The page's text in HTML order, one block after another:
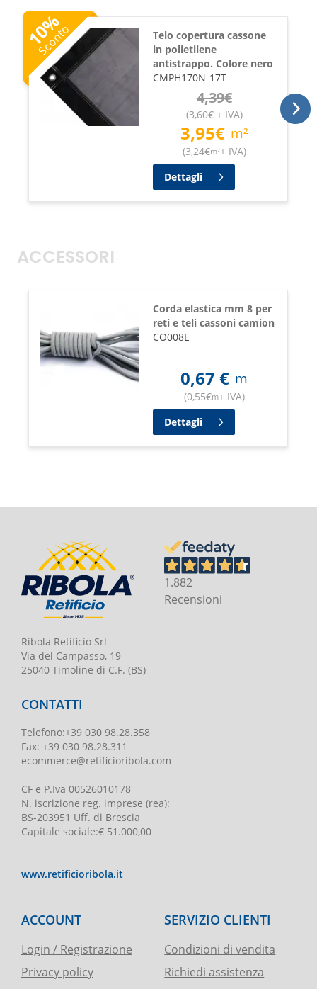
10
%
Sconto
Telo copertura cassone
in polietilene
antistrappo. Colore nero
CMPH170N-17T
4,39€
(3,60€+ IVA)
3,95€ m²
(3,24€m²+ IVA)
Dettagli
ACCESSORI
Corda elastica mm 8 per
reti e teli cassoni camion
CO008E
0,67 € m
(0,55€m+ IVA)
Dettagli
Ribola Retificio Srl
Via del Campasso, 19
25040 Timoline di C.F. (BS)
1.882
Recensioni
CONTATTI
Telefono:+39 030 98.28.358
Fax: +39 030 98.28.311
ecommerce@retificioribola.com
CF e P.Iva 00526010178
N. iscrizione reg. imprese (rea):
BS-203951 Uff. di Brescia
Capitale sociale:€ 51.000,00
www.retificioribola.it
ACCOUNT
Login / Registrazione
Privacy policy
SERVIZIO CLIENTI
Condizioni di vendita
Richiedi assistenza